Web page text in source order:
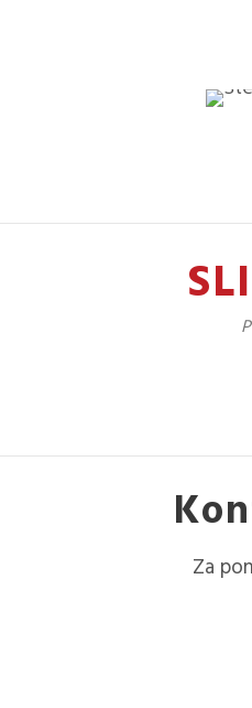
Za